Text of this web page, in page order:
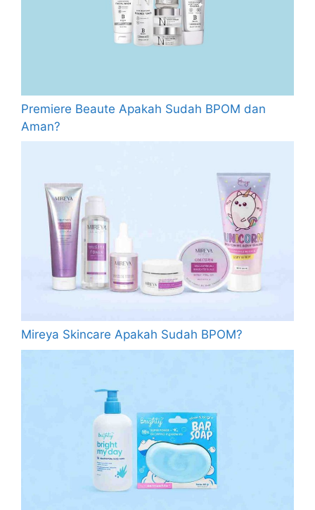
Premiere Beaute Apakah Sudah BPOM dan
Aman?
Mireya Skincare Apakah Sudah BPOM?